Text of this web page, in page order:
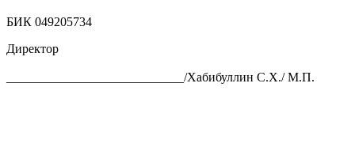
БИК 049205734
Директор
____________________________/Хабибуллин С.Х./ М.П.